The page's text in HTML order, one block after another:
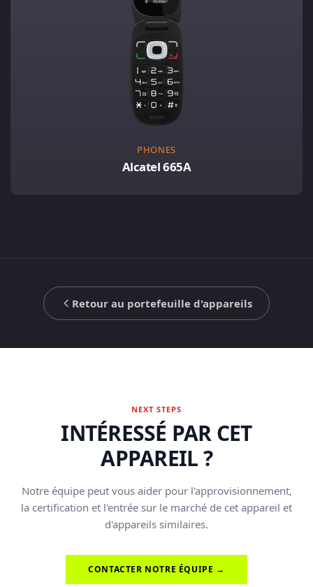
PHONES
Alcatel 665A
Retour au portefeuille d'appareils
NEXT STEPS
INTÉRESSÉ PAR CET
APPAREIL ?
Notre équipe peut vous aider pour l'approvisionnement,
la certification et l'entrée sur le marché de cet appareil et
d'appareils similaires.
CONTACTER NOTRE ÉQUIPE →